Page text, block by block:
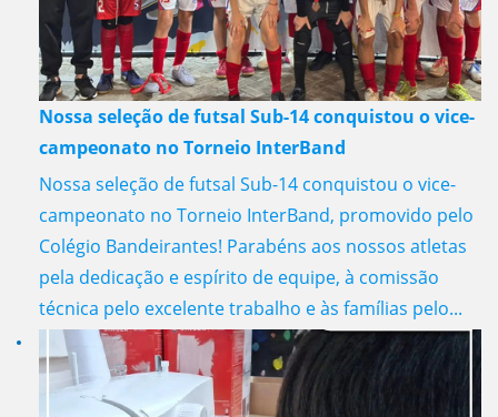
Nossa seleção de futsal Sub-14 conquistou o vice-
campeonato no Torneio InterBand
Nossa seleção de futsal Sub-14 conquistou o vice-
campeonato no Torneio InterBand, promovido pelo
Colégio Bandeirantes! Parabéns aos nossos atletas
pela dedicação e espírito de equipe, à comissão
técnica pelo excelente trabalho e às famílias pelo...